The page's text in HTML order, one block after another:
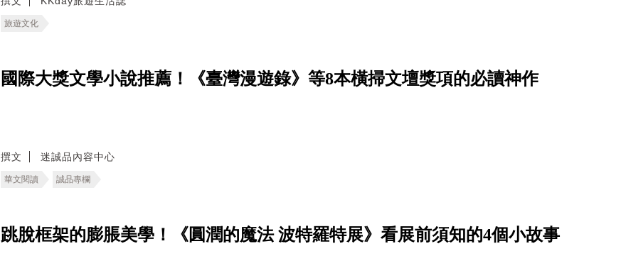
旅遊文化
國際大獎文學小說推薦！《臺灣漫遊錄》等8本橫掃文壇獎項的必讀神作
撰文 迷誠品內容中心
華文閱讀 誠品專欄
跳脫框架的膨脹美學！《圓潤的魔法 波特羅特展》看展前須知的4個小故事